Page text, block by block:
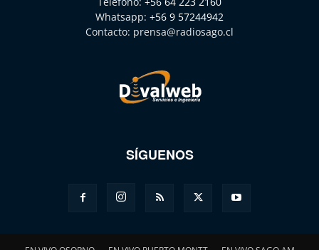
Whatsapp: +56 9 57244942
Contacto: prensa@radiosago.cl
SÍGUENOS